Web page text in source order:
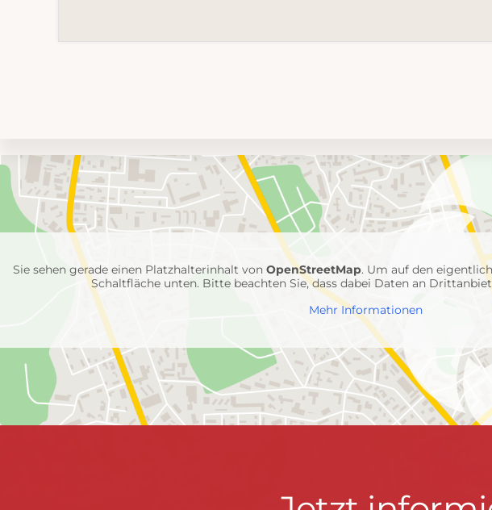
Umgebungskarte
mit
Feuerwehr-
Einheiten
Sie sehen gerade einen Platzhalterinhalt vonOpenStreetMap. Um auf den
Schaltfläche unten. Bitte beachten Sie, dass dabei Daten an
Mehr Informationen